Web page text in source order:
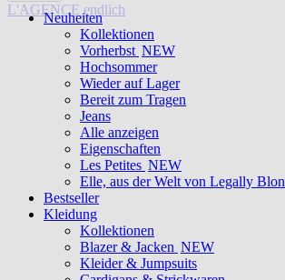
Neuheiten
Kollektionen
Vorherbst NEW
Hochsommer
Wieder auf Lager
Bereit zum Tragen
Jeans
Alle anzeigen
Eigenschaften
Les Petites NEW
Elle, aus der Welt von Legally
Bestseller
Kleidung
Kollektionen
Blazer & Jacken NEW
Kleider & Jumpsuits
L'AGENCE endlich